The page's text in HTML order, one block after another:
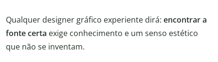
Qualquer designer gráfico experiente dirá: encontrar a
fonte certa exige conhecimento e um senso estético
que não se inventam.